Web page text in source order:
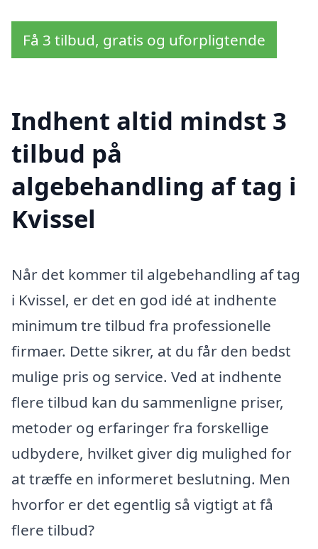
Få 3 tilbud, gratis og uforpligtende
Indhent altid mindst 3
tilbud på
algebehandling af tag i
Kvissel
Når det kommer til algebehandling af tag
i Kvissel, er det en god idé at indhente
minimum tre tilbud fra professionelle
firmaer. Dette sikrer, at du får den bedst
mulige pris og service. Ved at indhente
flere tilbud kan du sammenligne priser,
metoder og erfaringer fra forskellige
udbydere, hvilket giver dig mulighed for
at træffe en informeret beslutning. Men
hvorfor er det egentlig så vigtigt at få
flere tilbud?